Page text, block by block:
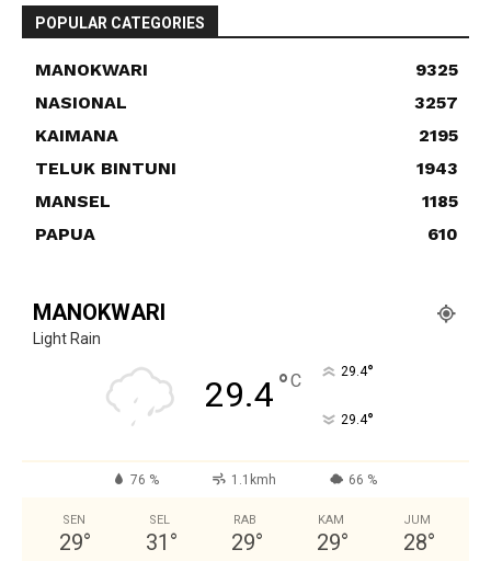
POPULAR CATEGORIES
MANOKWARI
9325
NASIONAL
3257
KAIMANA
2195
TELUK BINTUNI
1943
MANSEL
1185
PAPUA
610
MANOKWARI
Light Rain
29.4°C 29.4°
29.4°
76 % 1.1kmh 66 %
SEN
29°
SEL
31 °
RAB
29°
KAM
29°
JUM
28°